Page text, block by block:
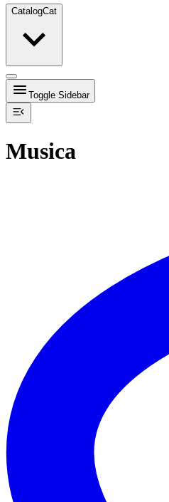
CatalogCat
Toggle Sidebar
Musica